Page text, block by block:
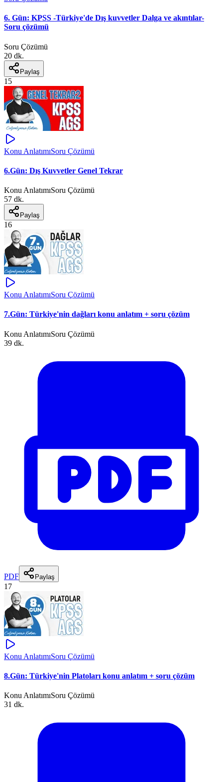
6. Gün: KPSS -Türkiye'de Dış kuvvetler Dalga ve akıntılar-
Soru çözümü
Soru Çözümü
20 dk.
Paylaş
15
Konu AnlatımıSoru Çözümü
6.Gün: Dış Kuvvetler Genel Tekrar
Konu AnlatımıSoru Çözümü
57 dk.
Paylaş
16
Konu AnlatımıSoru Çözümü
7.Gün: Türkiye'nin dağları konu anlatım + soru çözüm
Konu AnlatımıSoru Çözümü
39 dk.
PDF Paylaş
17
Konu AnlatımıSoru Çözümü
8.Gün: Türkiye'nin Platoları konu anlatım + soru çözüm
Konu AnlatımıSoru Çözümü
31 dk.